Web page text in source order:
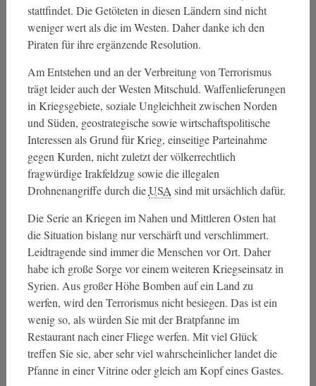
stattfindet. Die Getöteten in diesen Ländern sind nicht
weniger wert als die im Westen. Daher danke ich den
Piraten für ihre ergänzende Resolution.
Am Entstehen und an der Verbreitung von Terrorismus
trägt leider auch der Westen Mitschuld. Waffenlieferungen
in Kriegsgebiete, soziale Ungleichheit zwischen Norden
und Süden, geostrategische sowie wirtschaftspolitische
Interessen als Grund für Krieg, einseitige Parteinahme
gegen Kurden, nicht zuletzt der völkerrechtlich
fragwürdige Irakfeldzug sowie die illegalen
Drohnenangriffe durch dieUSA sind mit ursächlich dafür.
Die Serie an Kriegen im Nahen und Mittleren Osten hat
die Situation bislang nur verschärft und verschlimmert.
Leidtragende sind immer die Menschen vor Ort. Daher
habe ich große Sorge vor einem weiteren Kriegseinsatz in
Syrien. Aus großer Höhe Bomben auf ein Land zu
werfen, wird den Terrorismus nicht besiegen. Das ist ein
wenig so, als würden Sie mit der Bratpfanne im
Restaurant nach einer Fliege werfen. Mit viel Glück
treffen Sie sie, aber sehr viel wahrscheinlicher landet die
Pfanne in einer Vitrine oder gleich am Kopf eines Gastes.